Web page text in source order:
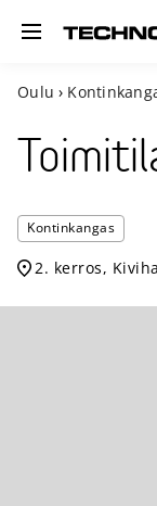
Toggle
Oulu ›
Kontinkangas
2. kerros,